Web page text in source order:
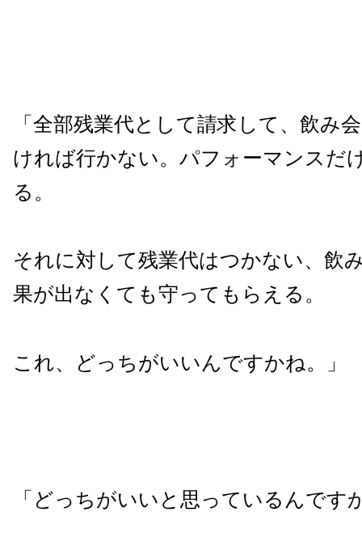
「全部残業代として請求して、飲み
ければ行かない。パフォーマンスだ
る。
それに対して残業代はつかない、飲
果が出なくても守ってもらえる。
これ、どっちがいいんですかね。」
「どっちがいいと思っているんです